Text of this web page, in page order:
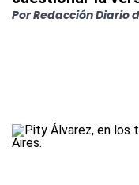
PorRedacción Diario